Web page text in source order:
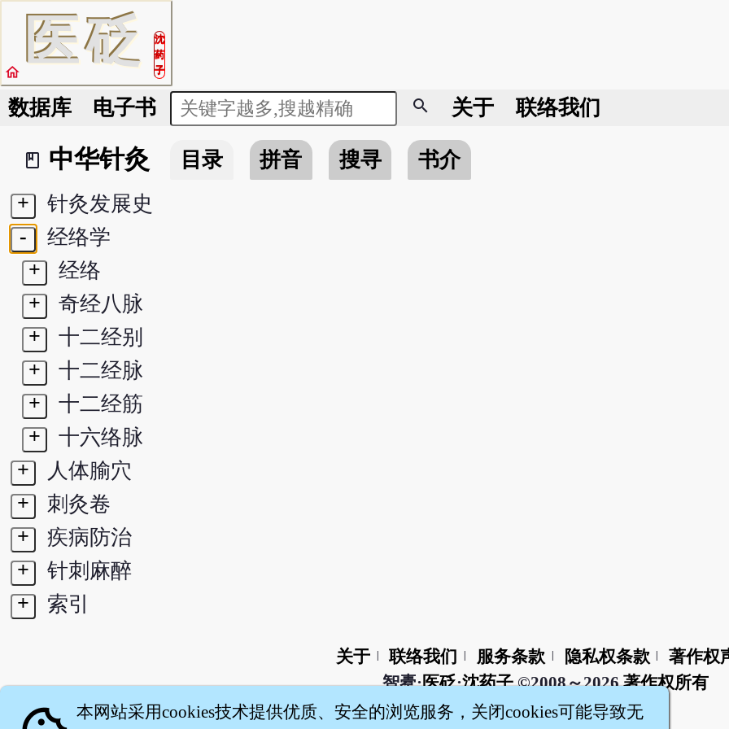
医砭
沈
药
子
home
数据库 电子书 search 关于 联络我们
book_2
中华针灸 目录 拼音 搜寻
书介
+
针灸发展史
-
经络学
+
经络
+
奇经八脉
+
十二经别
+
十二经脉
+
十二经筋
+
十六络脉
+
人体腧穴
+
刺灸卷
+
疾病防治
+
针刺麻醉
+
索引
关于 | 联络我们 | 服务条款 | 隐私权条款 |
著作权
智橐·医砭·沈药子©2008～2026著作权所有
本网站采用cookies技术提供优质、安全的浏览服务，关闭cookies可能导致无